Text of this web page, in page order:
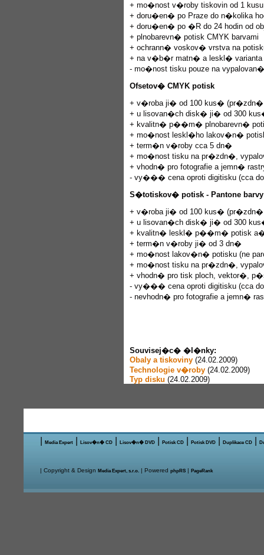
+ mo�nost v�roby tiskovin od 1 kusu
+ doru�en� po Praze do n�kolika
+ doru�en� po �R do 24 hodin od
+ plnobarevn� potisk CMYK barvami
+ ochrann� voskov� vrstva na
+ na v�b�r matn� a leskl� varianta
- mo�nost tisku pouze na
Ofsetov� CMYK potisk
+ v�roba ji� od 100 kus�
+ u lisovan�ch disk� ji� od 300
+ kvalitn� p��m� plnobarevn�
+ mo�nost leskl�ho lakov�n�
+ term�n v�roby cca 5 dn�
+ mo�nost tisku na pr�zdn�,
+ vhodn� pro fotografie a jemn�
- vy��� cena oproti digitisku (cca do
S�totiskov� potisk - Pantone barvy
+ v�roba ji� od 100 kus�
+ u lisovan�ch disk� ji� od 300
+ kvalitn� leskl� p��m� potisk a�
+ term�n v�roby ji� od 3 dn�
+ mo�nost lakov�n� potisku (ne
+ mo�nost tisku na pr�zdn�,
+ vhodn� pro tisk ploch, vektor�,
- vy��� cena oproti digitisku (cca do
- nevhodn� pro fotografie a jemn�
Souvisej�c� �l�nky:
Obaly a tiskoviny (24.02.2009)
Technologie v�roby (24.02.2009)
Typ disku (24.02.2009)
Media Expert Lisov�n� CD Lisov�n� DVD Potisk CD Potisk DVD Duplikace CD
| Copyright & Design Media Expert, s.r.o. | Powered phpRS | PageRank